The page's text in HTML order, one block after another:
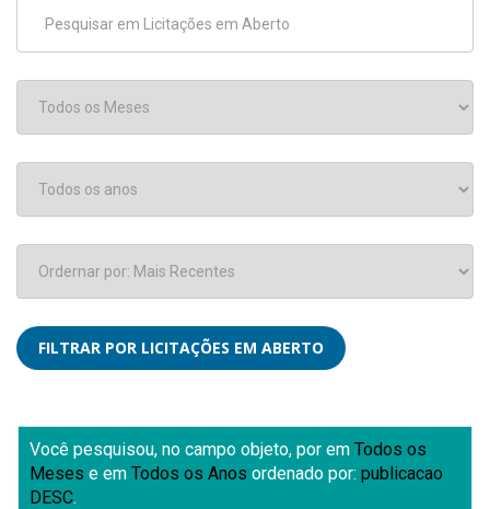
Você pesquisou, no campo objeto, por em Todos os
Meses e em Todos os Anos ordenado por: publicacao
DESC.